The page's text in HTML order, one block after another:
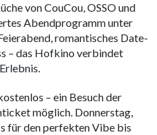
von CouCou, OSSO und
Abendprogramm unter
romantisches Date-
– das Hofkino verbindet
– ein Besuch der
möglich. Donnerstag,
für den perfekten Vibe bis